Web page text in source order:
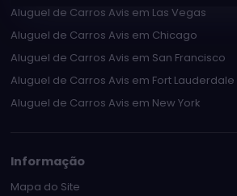
Aluguel de Carros Avis em Las Vegas
Aluguel de Carros Avis em Chicago
Aluguel de Carros Avis em San Francisco
Aluguel de Carros Avis em Fort Lauderdale
Aluguel de Carros Avis em New York
Informação
Mapa do Site